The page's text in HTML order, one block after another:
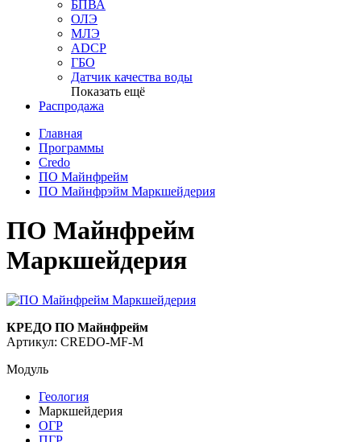
БПВА
ОЛЭ
МЛЭ
ADCP
ГБО
Датчик качества воды
Показать ещё
Распродажа
Главная
Программы
Credo
ПО Майнфрейм
ПО Майнфрэйм Маркшейдерия
ПО Майнфрейм
Маркшейдерия
КРЕДО ПО Майнфрейм
Артикул: CREDO-MF-M
Модуль
Геология
Маркшейдерия
ОГР